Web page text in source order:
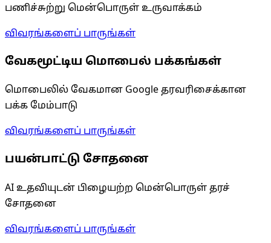
பணிச்சுற்று மென்பொருள் உருவாக்கம்
விவரங்களைப் பாருங்கள்
வேகமூட்டிய மொபைல் பக்கங்கள்
மொபைலில் வேகமான Google தரவரிசைக்கான
பக்க மேம்பாடு
விவரங்களைப் பாருங்கள்
பயன்பாட்டு சோதனை
AI உதவியுடன் பிழையற்ற மென்பொருள் தரச்
சோதனை
விவரங்களைப் பாருங்கள்